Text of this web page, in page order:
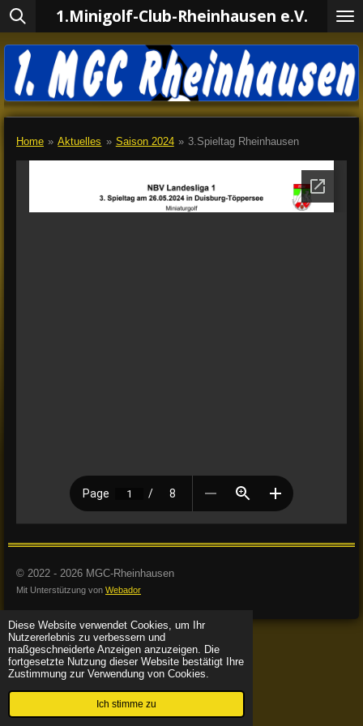
Diese Website verwendet Cookies, um Ihr
Nutzererlebnis zu verbessern und
maßgeschneiderte Anzeigen anzuzeigen. Die
fortgesetzte Nutzung dieser Website bestätigt Ihre
Zustimmung zur Verwendung von Cookies.
Ich stimme zu
Zum
Hauptinhalt
springen
1.Minigolf-Club-Rheinhausen e.V.
Home » Aktuelles » Saison 2024 » 3.Spieltag Rheinhausen
© 2022 - 2026 MGC-Rheinhausen
Mit Unterstützung von Webador